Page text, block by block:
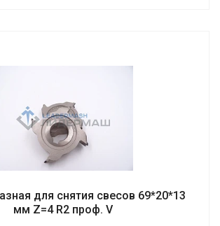
для снятия свесов 69*20*13
мм Z=4 R2 проф. V